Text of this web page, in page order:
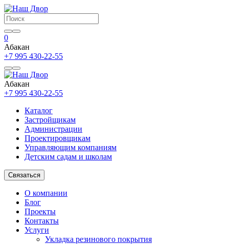
0
Абакан
+7 995 430-22-55
Абакан
+7 995 430-22-55
Каталог
Застройщикам
Администрации
Проектировщикам
Управляющим компаниям
Детским садам и школам
Связаться
О компании
Блог
Проекты
Контакты
Услуги
Укладка резинового покрытия